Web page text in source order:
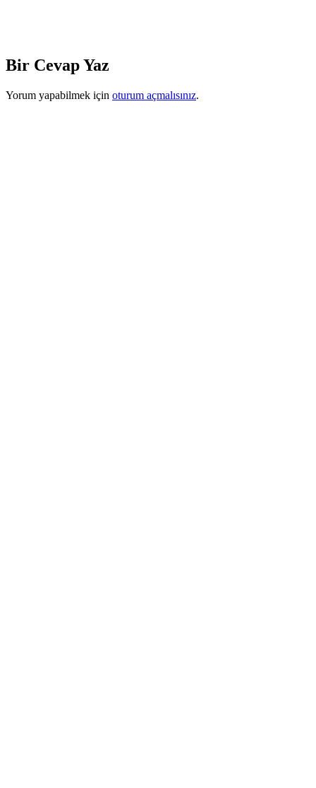
Bir Cevap Yaz
Yorum yapabilmek için oturum açmalısınız.